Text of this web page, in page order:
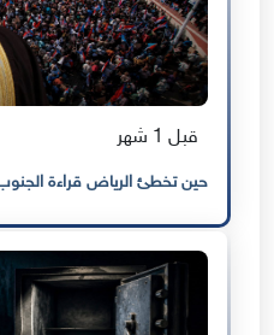
قبل 1 شهر
حين تخطئ الرياض قراءة